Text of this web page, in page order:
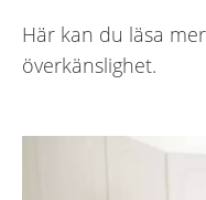
Här kan du läsa
överkänslighet.